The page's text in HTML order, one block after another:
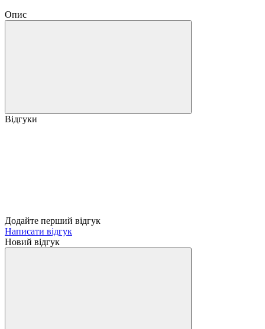
Опис
Відгуки
Додайте перший відгук
Написати відгук
Новий відгук